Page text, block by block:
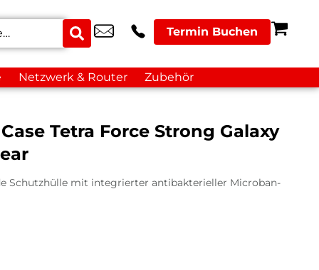
Termin Buchen
Netzwerk & Router Zubehör
Tetra Force Strong Galaxy
Schutzhülle mit integrierter antibakterieller Microban-